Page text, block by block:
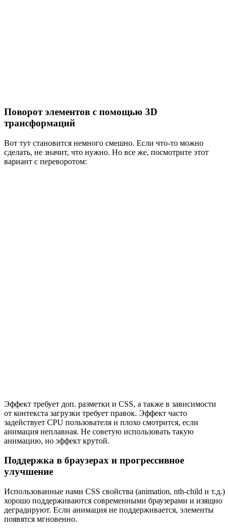
Поворот элементов с помощью 3D
трансформаций
Вот тут становится немного смешно. Если что-то можно
сделать, не значит, что нужно. Но все же, посмотрите этот
вариант с переворотом:
Эффект требует доп. разметки и CSS, а также в зависимости
от контекста загрузки требует правок. Эффект часто
задействует CPU пользователя и плохо смотрится, если
анимация неплавная. Не советую использовать такую
анимацию, но эффект крутой.
Поддержка в браузерах и прогрессивное
улучшение
Использованные нами CSS свойства (animation, nth-child и т.д.)
хорошо поддерживаются современными браузерами и изящно
деградируют. Если анимация не поддерживается, элементы
появятся мгновенно.